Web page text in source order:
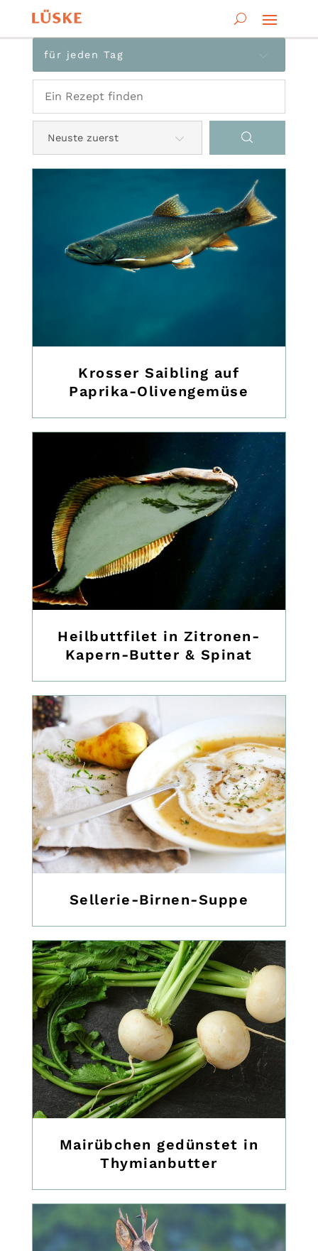
für jeden Tag
Krosser Saibling auf
Paprika-Olivengemüse
Heilbuttfilet in Zitronen-
Kapern-Butter & Spinat
Sellerie-Birnen-Suppe
Mairübchen gedünstet in
Thymianbutter